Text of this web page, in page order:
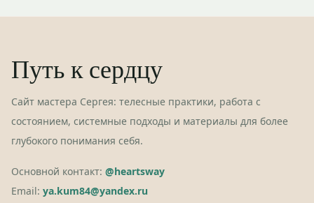
Путь к сердцу
Сайт мастера Сергея: телесные практики, работа с
состоянием, системные подходы и материалы для более
глубокого понимания себя.
Основной контакт: @heartsway
Email: ya.kum84@yandex.ru